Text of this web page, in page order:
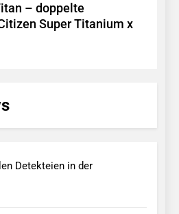
– doppelte
Super Titanium x
Detekteien in der